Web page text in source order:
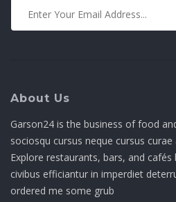
About Us
Garson24 is the business of food
sociosqu cursus neque cursus
Explore restaurants, bars, and
civibus efficiantur in imperdiet
ordered me some grub